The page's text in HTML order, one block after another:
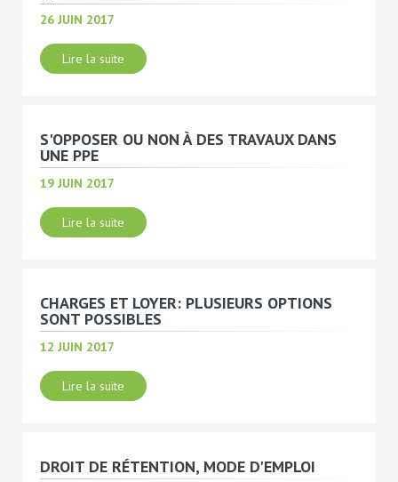
26 JUIN 2017
Lire la suite
S'OPPOSER OU NON À DES TRAVAUX DANS
UNE PPE
19 JUIN 2017
Lire la suite
CHARGES ET LOYER: PLUSIEURS OPTIONS
SONT POSSIBLES
12 JUIN 2017
Lire la suite
DROIT DE RÉTENTION, MODE D'EMPLOI